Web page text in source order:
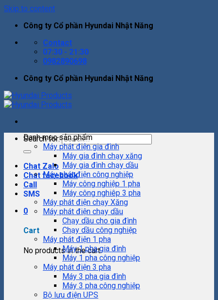
Skip to content
Công ty Cổ phần Hyundai Nhật Năng
Contact
07:30 - 21:30
0982890698
Công ty Cổ phần Hyundai Nhật Năng
Search for:
Chat Zalo
Chat facebook
Call
SMS
0
Cart
No products in the cart.
Danh mục sản phẩm
Máy phát điện gia đình
Máy gia đình chạy xăng
Máy gia đình chạy dầu
Máy phát điện công nghiệp
Máy công nghiệp 1 pha
Máy công nghiêp 3 pha
Máy phát điện chạy Xăng
Máy phát điện chạy dầu
Chạy dầu cho gia đình
Chạy dầu công nghiệp
Máy phát điện 1 pha
Máy 1 pha gia đình
Máy 1 pha công nghiệp
Máy phát điện 3 pha
Máy 3 pha gia đình
Máy 3 pha công nghiệp
Bộ lưu điện UPS